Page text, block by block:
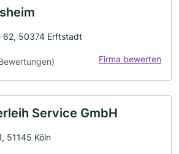
62, 50374 Erftstadt
Firma bewerten
Service GmbH
51145 Köln